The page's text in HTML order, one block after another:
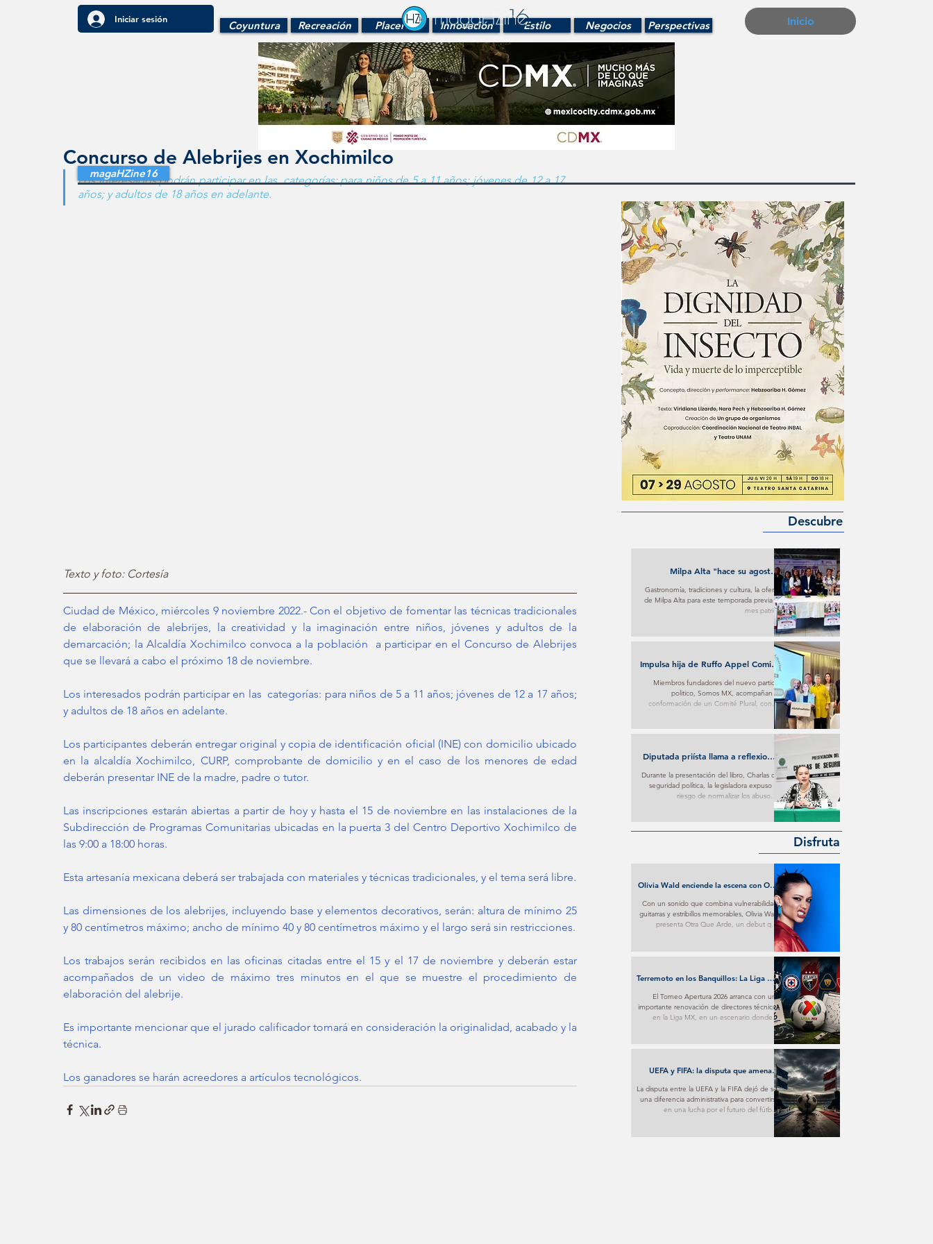
Iniciar sesión Coyuntura Recreación Placeres Innovación Estilo Negocios Perspectivas Inicio
Concurso de Alebrijes en Xochimilco
Los interesados podrán participar en las  categorías: para niños de 5 a 11 años; jóvenes de 12 a 17
años; y adultos de 18 años en adelante.
Texto y foto: Cortesía
Ciudad de México, miércoles 9 noviembre 2022.- Con el objetivo de fomentar las técnicas tradicionales
de elaboración de alebrijes, la creatividad y la imaginación entre niños, jóvenes y adultos de la
demarcación; la Alcaldía Xochimilco convoca a la población  a participar en el Concurso de Alebrijes
que se llevará a cabo el próximo 18 de noviembre.
Los interesados podrán participar en las  categorías: para niños de 5 a 11 años; jóvenes de 12 a 17 años;
y adultos de 18 años en adelante.
Los participantes deberán entregar original y copia de identificación oficial (INE) con domicilio ubicado
en la alcaldía Xochimilco, CURP, comprobante de domicilio y en el caso de los menores de edad
deberán presentar INE de la madre, padre o tutor.
Las inscripciones estarán abiertas a partir de hoy y hasta el 15 de noviembre en las instalaciones de la
Subdirección de Programas Comunitarias ubicadas en la puerta 3 del Centro Deportivo Xochimilco de
las 9:00 a 18:00 horas.
Las dimensiones de los alebrijes, incluyendo base y elementos decorativos, serán: altura de mínimo 25
Los trabajos serán recibidos en las oficinas citadas entre el 15 y el 17 de noviembre y deberán estar
acompañados de un video de máximo tres minutos en el que se muestre el procedimiento de
elaboración del alebrije.
Es importante mencionar que el jurado calificador tomará en consideración la originalidad, acabado y la
técnica.
Los ganadores se harán acreedores a artículos tecnológicos.
magaHZine16
Milpa Alta "hace su agosto"
Gastronomía, tradiciones y cultura, la oferta
de Milpa Alta para este temporada previa al
mes patrio.
Impulsa hija de Ruffo Appel Comité
en su defensa con respaldo de
fundadores de Somos MX
Miembros fundadores del nuevo partido
politico, Somos MX, acompañan la
conformación de un Comité Plural, con el
que buscan ejercer presión para conseguir
trato digno contra lo que consideran materia
de persecución.
Diputada priísta llama a reflexionar
sobre imposiciones oficialistas
Durante la presentación del libro, Charlas de
seguridad política, la legisladora expuso el
riesgo de normalizar los abusos e
imposiciones oficialistas.
Disfruta
Olivia Wald enciende la escena con Otra
Que Arde: El desamor Pop al más puro
estilo de la narrativa estadounidense
Con un sonido que combina vulnerabilidad,
guitarras y estribillos memorables, Olivia Wald
presenta Otra Que Arde, un debut que
transforma el desamor en una poderosa
experiencia pop y marca un nuevo paso en
su proyección internacional.
Terremoto en los Banquillos: La Liga MX
Reinventa sus Liderazgos para el
Apertura 2026
El Torneo Apertura 2026 arranca con una
importante renovación de directores técnicos
en la Liga MX, en un escenario donde la
estrategia y los nuevos proyectos buscarán
marcar la diferencia desde la primera jornada.
UEFA y FIFA: la disputa que amenaza
con fracturar al fútbol mundial
La disputa entre la UEFA y la FIFA dejó de ser
una diferencia administrativa para convertirse
en una lucha por el futuro del fútbol.
Mientras una apuesta por nuevos modelos
Descubre